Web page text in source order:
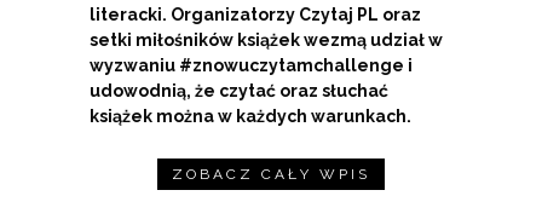
literacki. Organizatorzy Czytaj PL oraz
setki miłośników książek wezmą udział w
wyzwaniu #znowuczytamchallenge i
udowodnią, że czytać oraz słuchać
książek można w każdych warunkach.
ZOBACZ CAŁY WPIS